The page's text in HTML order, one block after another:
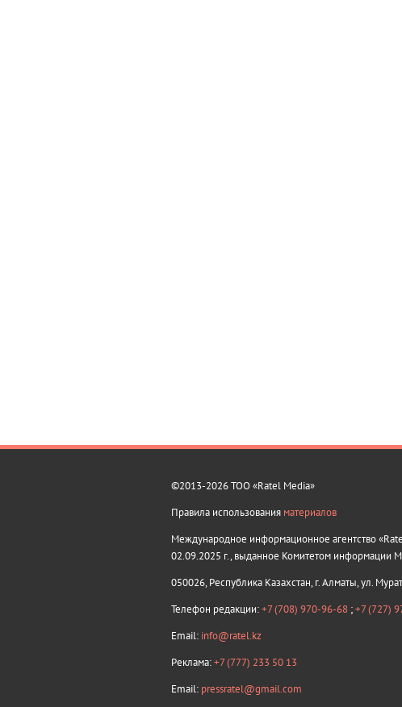
©2013-2026 ТОО «Ratel Media»
Правила использования материалов
Международное информационное агентство
02.09.2025 г., выданное Комитетом информации
050026, Республика Казахстан, г. Алматы, ул.
Телефон редакции:+7 (708) 970-96-68 ;+7 (727)
Email: info@ratel.kz
Реклама:+7 (777) 233 50 13
Email: pressratel@gmail.com